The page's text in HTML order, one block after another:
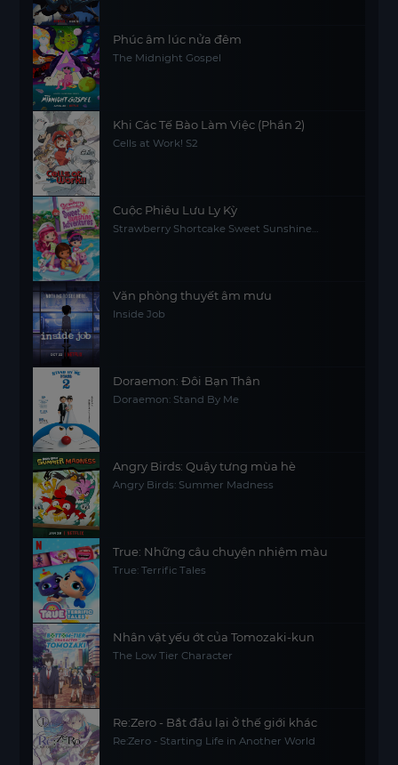
Phúc âm lúc nửa đêm
The Midnight Gospel
Khi Các Tế Bào Làm Việc (Phần 2)
Cells at Work! S2
Cuộc Phiêu Lưu Ly Kỳ
Strawberry Shortcake Sweet Sunshine
Văn phòng thuyết âm mưu
Inside Job
Doraemon: Đôi Bạn Thân
Doraemon: Stand By Me
Angry Birds: Quậy tưng mùa hè
Angry Birds: Summer Madness
True: Những câu chuyện nhiệm màu
True: Terrific Tales
Nhân vật yếu ớt của Tomozaki-kun
The Low Tier Character
Re:Zero - Bắt đầu lại ở thế giới khác
Re:Zero - Starting Life in Another World